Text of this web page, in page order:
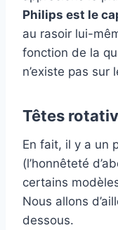
Philips est le
au rasoir lui-
fonction de la
n’existe pas sur
Têtes
En fait, il y a un
(l’honnêteté
certains
Nous allons
dessous.